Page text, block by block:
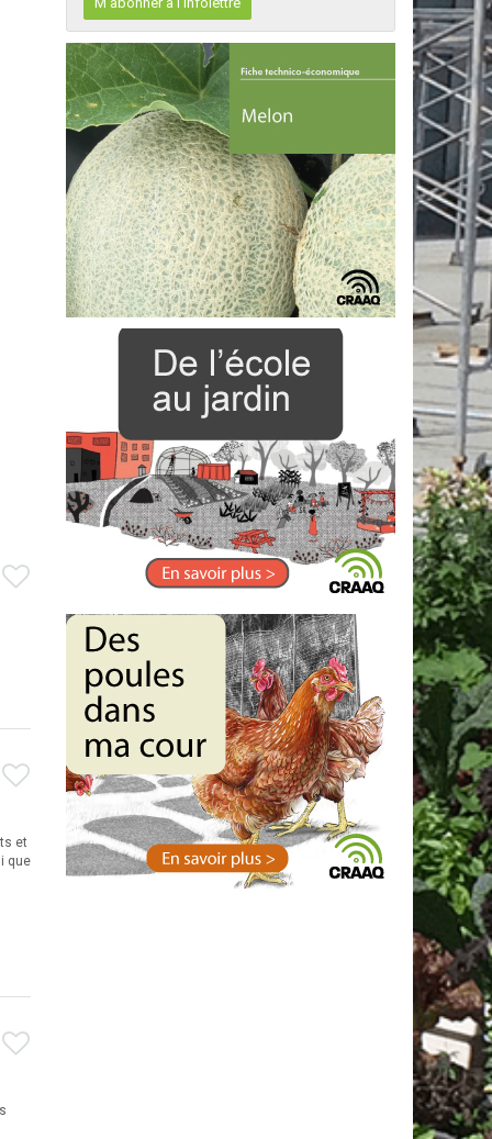
et
que